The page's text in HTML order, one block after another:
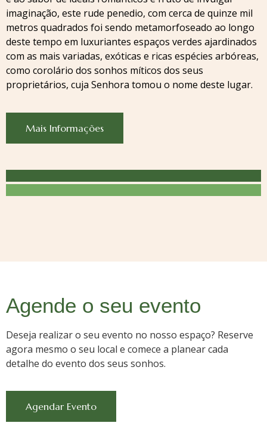
imaginação, este rude penedio, com cerca de quinze mil
metros quadrados foi sendo metamorfoseado ao longo
deste tempo em luxuriantes espaços verdes ajardinados
com as mais variadas, exóticas e ricas espécies arbóreas,
como corolário dos sonhos míticos dos seus
proprietários, cuja Senhora tomou o nome deste lugar.
Mais Informações
Agende o seu evento
Deseja realizar o seu evento no nosso espaço? Reserve
agora mesmo o seu local e comece a planear cada
detalhe do evento dos seus sonhos.
Agendar Evento